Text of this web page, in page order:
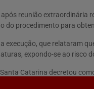
reunião
procedimento para
que relataram
expondo-se ao
Catarina decretou
urgente do